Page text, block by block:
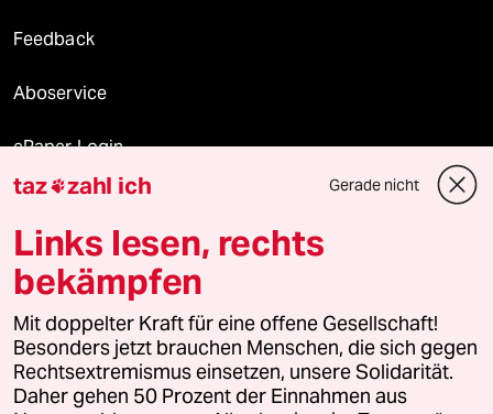
Feedback
Aboservice
ePaper Login
Downloads für Abonnierende
© 2026 taz Verlags und Vertriebs GmbH
Alle Rechte vorbehalten. Bei rechtlichen Fragen oder für Genehmigungen
wenden Sie sich bitte an lizenzen@taz.de
Feedback Redaktionsstatut Kommune-Richtlinien
taz zahl ich Gerade nicht
Links lesen, rechts
bekämpfen
Mit doppelter Kraft für eine offene Gesellschaft!
Besonders jetzt brauchen Menschen, die sich gegen
Rechtsextremismus einsetzen, unsere Solidarität.
Daher gehen 50 Prozent der Einnahmen aus